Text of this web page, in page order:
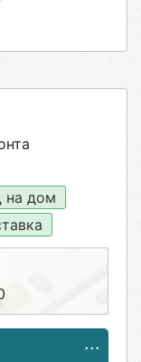
на дом
53